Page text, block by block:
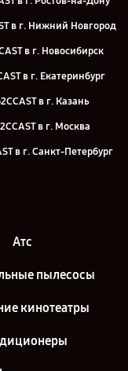
в г. Нижний Новгород
в г. Новосибирск
в г. Екатеринбург
в г. Казань
в г. Москва
в г. Санкт-Петербург
Атс
пылесосы
кинотеатры